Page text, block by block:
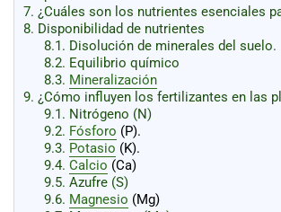
7. ¿Cuáles son los nutrientes esenciales
8. Disponibilidad de nutrientes
8.1. Disolución de minerales del suelo.
8.2. Equilibrio químico
8.3. Mineralización
9. ¿Cómo influyen los fertilizantes en las
9.1. Nitrógeno (N)
9.2. Fósforo (P).
9.3. Potasio (K).
9.4. Calcio (Ca)
9.5. Azufre (S)
9.6. Magnesio (Mg)